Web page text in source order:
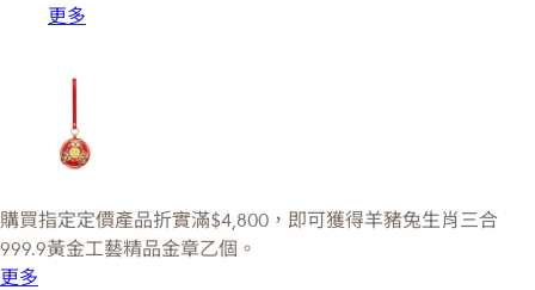
更多
購買指定定價產品折實滿$4,800，即可獲得羊豬兔生肖三合
999.9黃金工藝精品金章乙個。
更多